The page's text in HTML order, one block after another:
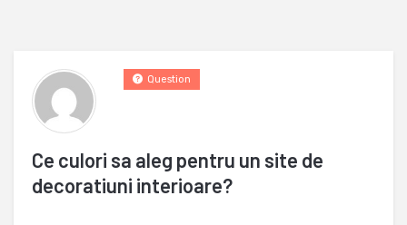
Ce culori sa aleg pentru un site de
decoratiuni interioare?
Question